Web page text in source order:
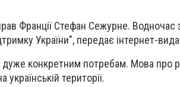
Франції Стефан Сежурне. Водночас
України", передає інтернет-
дуже конкретним потребам. Мова про
українській території.